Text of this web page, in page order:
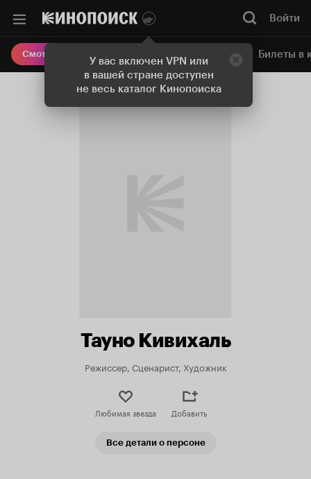
У вас включен VPN или
в вашей стране доступен
не весь каталог Кинопоиска
Войти
Смотреть кино Онлайн-кинотеатр Билеты в
Тауно Кивихаль
Режиссер, Сценарист, Художник
Любимая звезда Добавить
Все детали о персоне